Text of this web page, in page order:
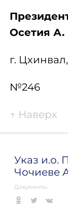
Осетия А.
г.
№246
↑ Наверх
Указ и.о.
Чочиеве
Документы